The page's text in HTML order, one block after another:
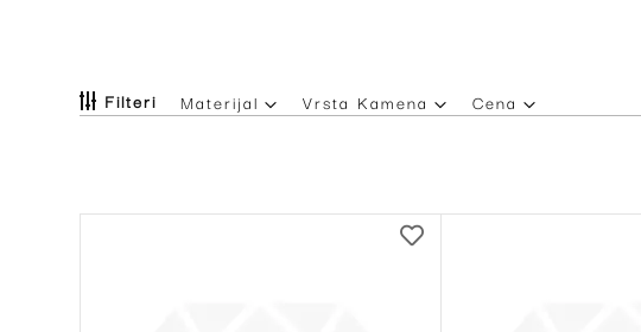
Filteri Materijal Vrsta Kamena Cena